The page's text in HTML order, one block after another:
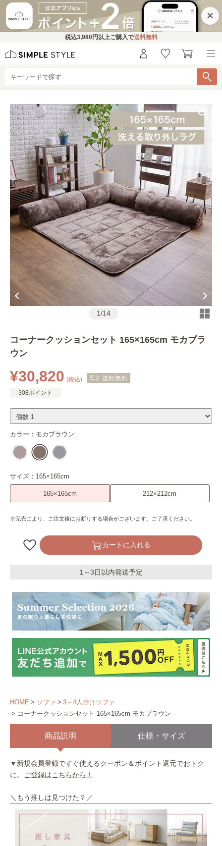
×
税込3,980円 以上ご購入で送料無料
1/14
コーナークッションセット 165×165cm モカブラ
ウン
¥30,820 (税込)
308ポイント
カラー： モカブラウン
サイズ： 165×165cm
165×165cm 212×212cm
※完売により、ご注文後にお断りする場合がございます。ご了承ください。
カートに入れる
1～3日以内発送予定
HOME ソファ
3～4人掛けソファ
コーナークッションセット 165×165cm モカブラウン
商品説明 仕様・サイズ
▼新規会員登録ですぐ使えるクーポン＆ポイント還元でおトク
に。
ご登録はこちらから！
＼もう推しは見つけた？／